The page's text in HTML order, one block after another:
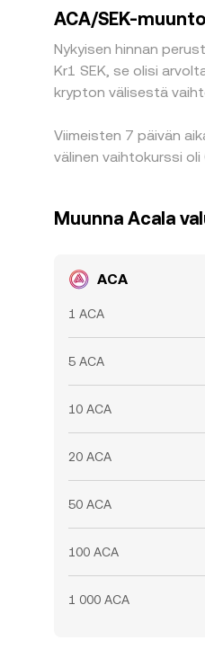
ACA/SEK-
Nykyisen hinnan
Kr1 SEK, se olisi
krypton välisestä
Viimeisten 7 päivän
välinen vaihtokurssi
Muunna Acala
ACA
1 ACA
5 ACA
10 ACA
20 ACA
50 ACA
100 ACA
1 000 ACA